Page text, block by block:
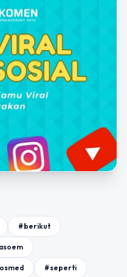
#berikut
#seperti